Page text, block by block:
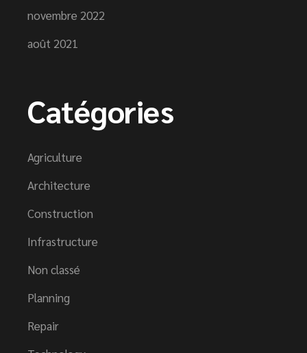
novembre 2022
août 2021
Catégories
Agriculture
Architecture
Construction
Infrastructure
Non classé
Planning
Repair